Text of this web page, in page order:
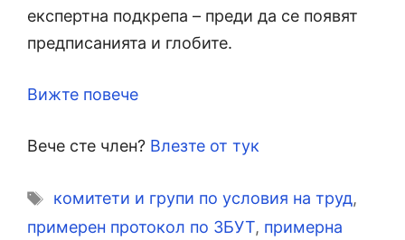
експертна подкрепа – преди да се появят
предписанията и глобите.
Вижте повече
Вече сте член? Влезте от тук
Етикети
комитети и групи по условия на труд,
примерен протокол по ЗБУТ, примерна